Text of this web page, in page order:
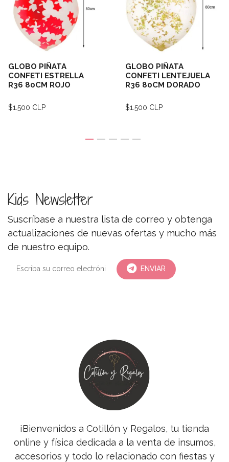
GLOBO PIÑATA
CONFETI ESTRELLA
R36 80CM ROJO
$1.500 CLP
GLOBO PIÑATA
CONFETI LENTEJUELA
R36 80CM DORADO
$1.500 CLP
Kids Newsletter
Suscríbase a nuestra lista de correo y obtenga
actualizaciones de nuevas ofertas y mucho más
de nuestro equipo.
ENVIAR
¡Bienvenidos a Cotillón y Regalos, tu tienda
online y física dedicada a la venta de insumos,
accesorios y todo lo relacionado con fiestas y